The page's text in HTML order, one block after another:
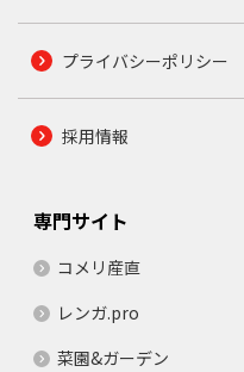
プライバシーポリシー
採用情報
専門サイト
コメリ産直
レンガ.pro
菜園&ガーデン